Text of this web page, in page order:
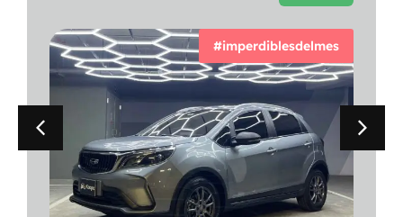
#imperdiblesdelmes